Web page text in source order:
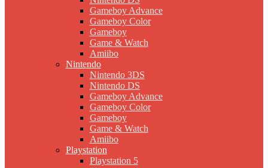
Gameboy Advance
Gameboy Color
Gameboy
Game & Watch
Amiibo
Nintendo
Nintendo 3DS
Nintendo DS
Gameboy Advance
Gameboy Color
Gameboy
Game & Watch
Amiibo
Playstation
Playstation 5